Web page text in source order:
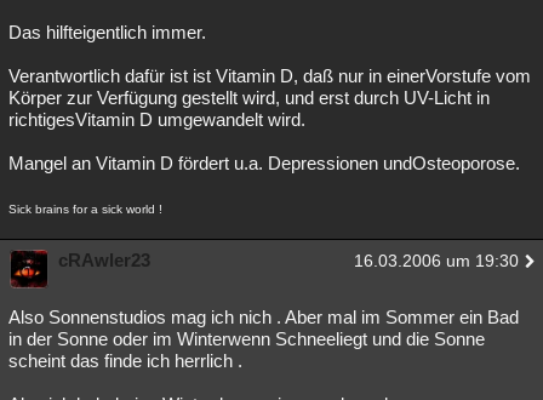
Das hilfteigentlich immer.
Verantwortlich dafür ist ist Vitamin D, daß nur in einerVorstufe vom
Körper zur Verfügung gestellt wird, und erst durch UV-Licht in
richtigesVitamin D umgewandelt wird.
Mangel an Vitamin D fördert u.a. Depressionen undOsteoporose.
Sick brains for a sick world !
cRAwler23 16.03.2006 um 19:30
Also Sonnenstudios mag ich nich . Aber mal im Sommer ein Bad
in der Sonne oder im Winterwenn Schneeliegt und die Sonne
scheint das finde ich herrlich .